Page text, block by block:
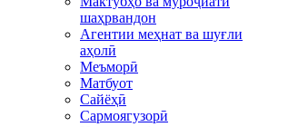
шаҳрвандон
Агентии меҳнат ва шуғли
аҳолӣ
Меъморӣ
Матбуот
Сайёҳӣ
Сармоягузорӣ